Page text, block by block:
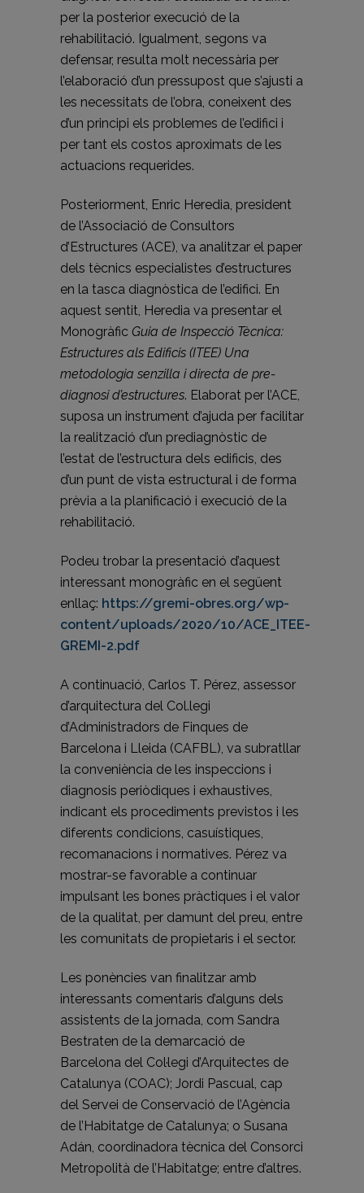
per la posterior execució de la
rehabilitació. Igualment, segons va
defensar, resulta molt necessària per
l’elaboració d’un pressupost que s’ajusti a
les necessitats de l’obra, coneixent des
d’un principi els problemes de l’edifici i
per tant els costos aproximats de les
actuacions requerides.
Posteriorment, Enric Heredia, president
de l’Associació de Consultors
d’Estructures (ACE), va analitzar el paper
dels tècnics especialistes d’estructures
en la tasca diagnòstica de l’edifici. En
aquest sentit, Heredia va presentar el
Monogràfic Guia de Inspecció Tècnica:
Estructures als Edificis (ITEE) Una
metodologia senzilla i directa de pre-
diagnosi d’estructures. Elaborat per l’ACE,
suposa un instrument d’ajuda per facilitar
la realització d’un prediagnòstic de
l’estat de l’estructura dels edificis, des
d’un punt de vista estructural i de forma
prèvia a la planificació i execució de la
rehabilitació.
Podeu trobar la presentació d’aquest
interessant monogràfic en el següent
enllaç: https://gremi-obres.org/wp-
content/uploads/2020/10/ACE_ITEE-
GREMI-2.pdf
A continuació, Carlos T. Pérez, assessor
d’arquitectura del Col.legi
d’Administradors de Finques de
Barcelona i Lleida (CAFBL), va subratllar
la conveniència de les inspeccions i
diagnosis periòdiques i exhaustives,
indicant els procediments previstos i les
diferents condicions, casuístiques,
recomanacions i normatives. Pérez va
mostrar-se favorable a continuar
impulsant les bones pràctiques i el valor
de la qualitat, per damunt del preu, entre
les comunitats de propietaris i el sector.
Les ponències van finalitzar amb
interessants comentaris d’alguns dels
assistents de la jornada, com Sandra
Bestraten de la demarcació de
Barcelona del Col·legi d’Arquitectes de
Catalunya (COAC); Jordi Pascual, cap
del Servei de Conservació de l’Agència
de l’Habitatge de Catalunya; o Susana
Adán, coordinadora tècnica del Consorci
Metropolità de l’Habitatge; entre d’altres.